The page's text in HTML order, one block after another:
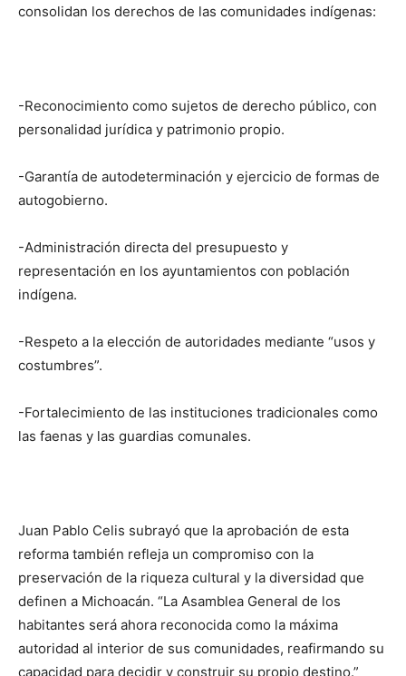
consolidan los derechos de las comunidades indígenas:
-Reconocimiento como sujetos de derecho público, con
personalidad jurídica y patrimonio propio.
-Garantía de autodeterminación y ejercicio de formas de
autogobierno.
-Administración directa del presupuesto y
representación en los ayuntamientos con población
indígena.
-Respeto a la elección de autoridades mediante “usos y
costumbres”.
-Fortalecimiento de las instituciones tradicionales como
las faenas y las guardias comunales.
Juan Pablo Celis subrayó que la aprobación de esta
reforma también refleja un compromiso con la
preservación de la riqueza cultural y la diversidad que
definen a Michoacán. “La Asamblea General de los
habitantes será ahora reconocida como la máxima
autoridad al interior de sus comunidades, reafirmando su
capacidad para decidir y construir su propio destino.”